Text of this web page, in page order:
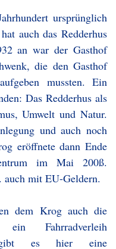
ursprünglich
auch das Redderhus
an war der Gasthof
die den Gasthof
mussten. Ein
Das Redderhus als
Umwelt und Natur.
und auch noch
eröffnete dann Ende
im Mai 200ß.
auch mit EU-Geldern.
dem Krog auch die
ein Fahrradverleih
gibt es hier eine